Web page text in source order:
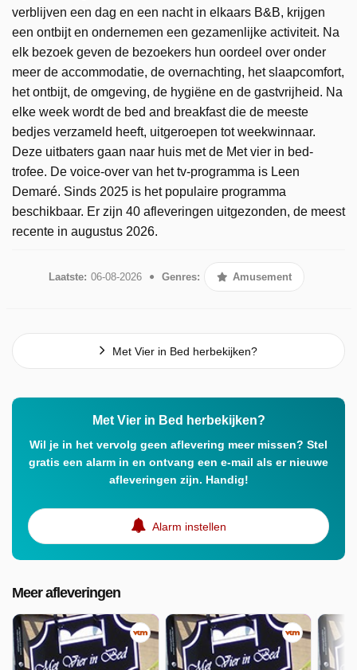
verblijven een dag en een nacht in elkaars B&B, krijgen
een ontbijt en ondernemen een gezamenlijke activiteit. Na
elk bezoek geven de bezoekers hun oordeel over onder
meer de accommodatie, de overnachting, het slaapcomfort,
het ontbijt, de omgeving, de hygiëne en de gastvrijheid. Na
elke week wordt de bed and breakfast die de meeste
bedjes verzameld heeft, uitgeroepen tot weekwinnaar.
Deze uitbaters gaan naar huis met de Met vier in bed-
trofee. De voice-over van het tv-programma is Leen
Demaré. Sinds 2025 is het populaire programma
beschikbaar. Er zijn 40 afleveringen uitgezonden, de meest
recente in augustus 2026.
Laatste: 06-08-2026 Genres: Amusement
Met Vier in Bed herbekijken?
Met Vier in Bed herbekijken?
Wil je in het vervolg geen aflevering meer missen? Stel
gratis een alarm in en ontvang een e-mail als er nieuwe
afleveringen zijn. Handig!
Alarm instellen
Meer afleveringen